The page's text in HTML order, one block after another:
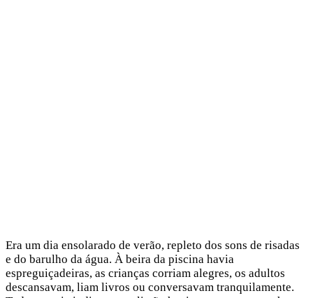
Era um dia ensolarado de verão, repleto dos sons de risadas
e do barulho da água. À beira da piscina havia
espreguiçadeiras, as crianças corriam alegres, os adultos
descansavam, liam livros ou conversavam tranquilamente.